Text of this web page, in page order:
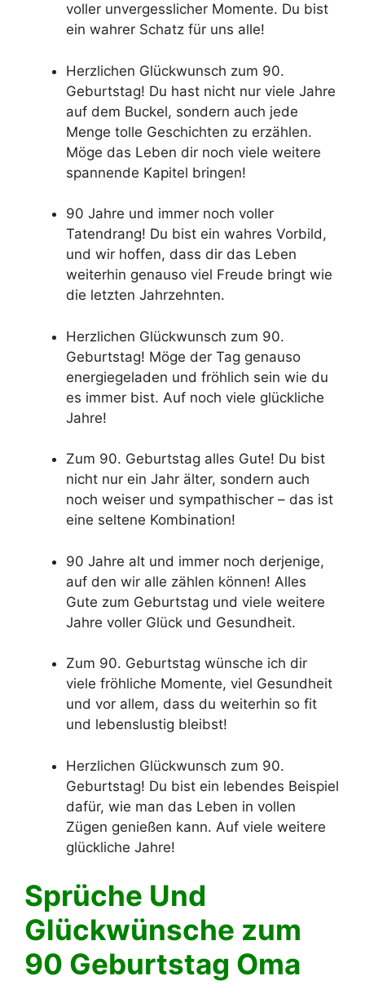
voller unvergesslicher Momente. Du bist
ein wahrer Schatz für uns alle!
Herzlichen Glückwunsch zum 90.
Geburtstag! Du hast nicht nur viele Jahre
auf dem Buckel, sondern auch jede
Menge tolle Geschichten zu erzählen.
Möge das Leben dir noch viele weitere
spannende Kapitel bringen!
90 Jahre und immer noch voller
Tatendrang! Du bist ein wahres Vorbild,
und wir hoffen, dass dir das Leben
weiterhin genauso viel Freude bringt wie
die letzten Jahrzehnten.
Herzlichen Glückwunsch zum 90.
Geburtstag! Möge der Tag genauso
energiegeladen und fröhlich sein wie du
es immer bist. Auf noch viele glückliche
Jahre!
Zum 90. Geburtstag alles Gute! Du bist
nicht nur ein Jahr älter, sondern auch
noch weiser und sympathischer – das ist
eine seltene Kombination!
90 Jahre alt und immer noch derjenige,
auf den wir alle zählen können! Alles
Gute zum Geburtstag und viele weitere
Jahre voller Glück und Gesundheit.
Zum 90. Geburtstag wünsche ich dir
viele fröhliche Momente, viel Gesundheit
und vor allem, dass du weiterhin so fit
und lebenslustig bleibst!
Herzlichen Glückwunsch zum 90.
Geburtstag! Du bist ein lebendes Beispiel
dafür, wie man das Leben in vollen
Zügen genießen kann. Auf viele weitere
glückliche Jahre!
Sprüche Und
Glückwünsche zum
90 Geburtstag Oma